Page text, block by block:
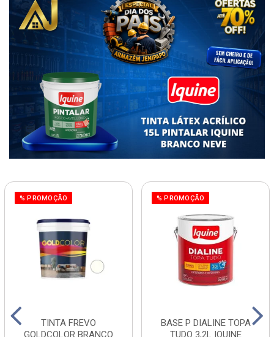
% PROMOÇÃO
TINTA FREVO
GOLDCOLOR BRANCO
% PROMOÇÃO
BASE P DIALINE TOPA
TUDO 3,2L IQUINE